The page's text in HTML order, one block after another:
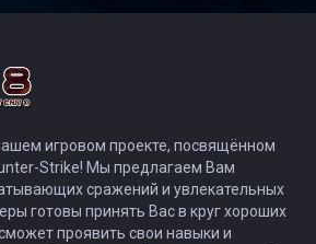
игровом проекте, посвящённом
Strike! Мы предлагаем Вам
сражений и увлекательных
готовы принять Вас в круг хороших
проявить свои навыки и